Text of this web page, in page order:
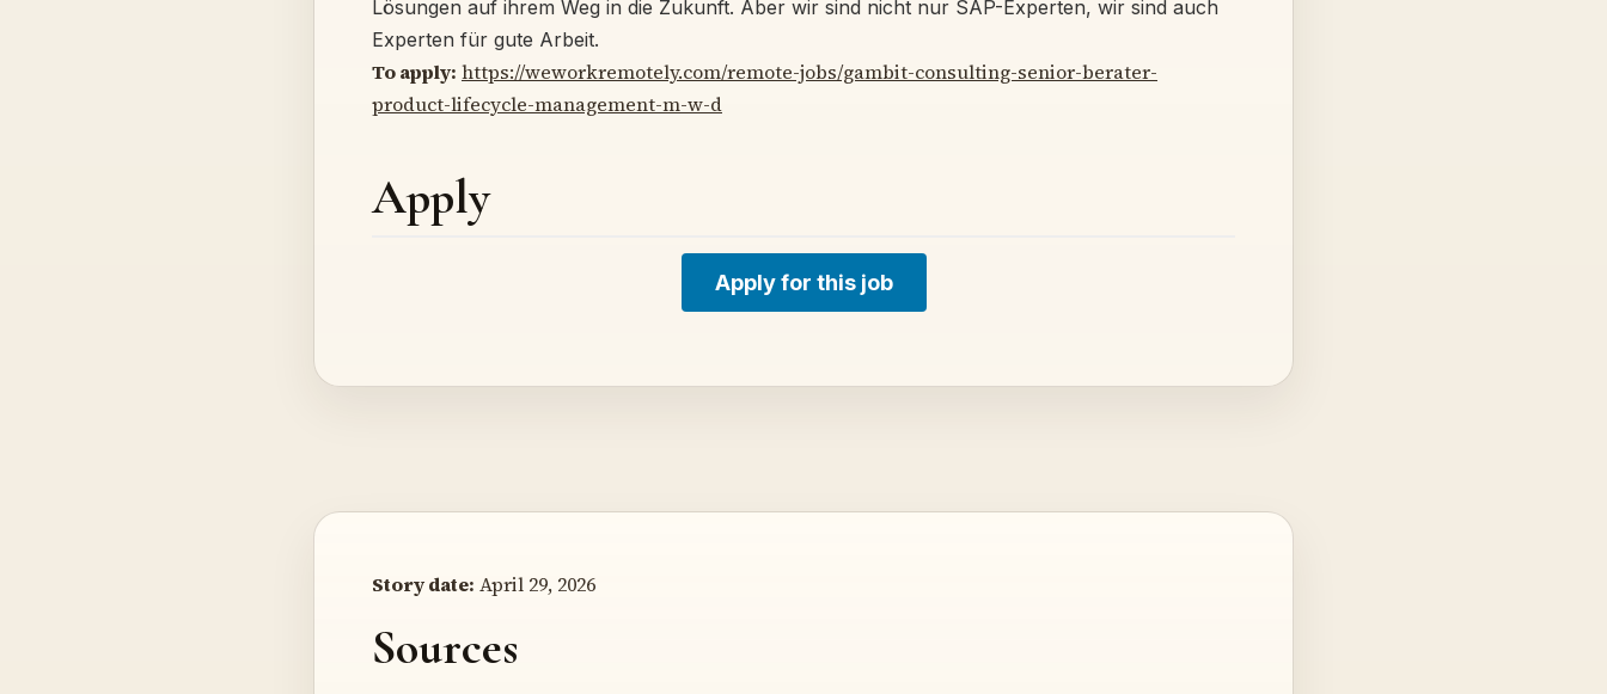
Lösungen auf ihrem Weg in die Zukunft. Aber wir sind nicht nur SAP-Experten, wir sind auch
Experten für gute Arbeit.
To apply: https://weworkremotely.com/remote-jobs/gambit-consulting-senior-berater-
product-lifecycle-management-m-w-d
Apply
Apply for this job
Story date: April 29, 2026
Sources